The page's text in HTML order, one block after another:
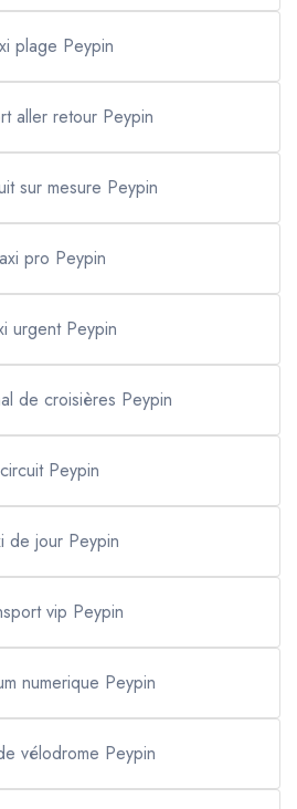
plage Peypin
aller retour Peypin
sur mesure Peypin
pro Peypin
urgent Peypin
de croisières Peypin
circuit Peypin
de jour Peypin
vip Peypin
numerique Peypin
vélodrome Peypin